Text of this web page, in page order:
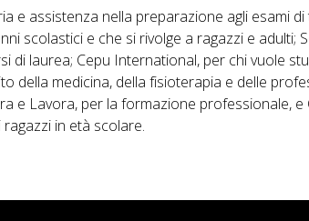
e assistenza nella preparazione agli esami
scolastici e che si rivolge a ragazzi e adulti;
di laurea; Cepu International, per chi vuole
della medicina, della fisioterapia e delle
e Lavora, per la formazione professionale, e
in età scolare.